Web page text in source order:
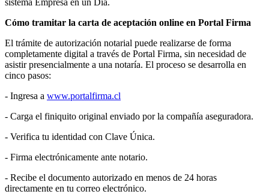
sistema Empresa en un Día.
Cómo tramitar la carta de aceptación online en Portal Firma
El trámite de autorización notarial puede realizarse de forma
completamente digital a través de Portal Firma, sin necesidad de
asistir presencialmente a una notaría. El proceso se desarrolla en
cinco pasos:
- Ingresa a www.portalfirma.cl
- Carga el finiquito original enviado por la compañía aseguradora.
- Verifica tu identidad con Clave Única.
- Firma electrónicamente ante notario.
- Recibe el documento autorizado en menos de 24 horas
directamente en tu correo electrónico.